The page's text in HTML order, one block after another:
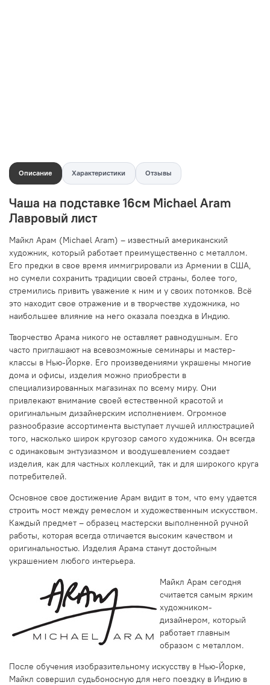
Описание Характеристики Отзывы
Чаша на подставке 16см Michael Aram
Лавровый лист
Майкл Арам (Michael Aram) – известный американский
художник, который работает преимущественно с металлом.
Его предки в свое время иммигрировали из Армении в США,
но сумели сохранить традиции своей страны, более того,
стремились привить уважение к ним и у своих потомков. Всё
это находит свое отражение и в творчестве художника, но
наибольшее влияние на него оказала поездка в Индию.
Творчество Арама никого не оставляет равнодушным. Его
часто приглашают на всевозможные семинары и мастер-
классы в Нью-Йорке. Его произведениями украшены многие
дома и офисы, изделия можно приобрести в
специализированных магазинах по всему миру. Они
привлекают внимание своей естественной красотой и
оригинальным дизайнерским исполнением. Огромное
разнообразие ассортимента выступает лучшей иллюстрацией
того, насколько широк кругозор самого художника. Он всегда
с одинаковым энтузиазмом и воодушевлением создает
изделия, как для частных коллекций, так и для широкого круга
потребителей.
Основное свое достижение Арам видит в том, что ему удается
строить мост между ремеслом и художественным искусством.
Каждый предмет – образец мастерски выполненной ручной
работы, которая всегда отличается высоким качеством и
оригинальностью. Изделия Арама станут достойным
украшением любого интерьера.
Майкл Арам сегодня
считается самым ярким
художником-
дизайнером, который
работает главным
образом с металлом.
После обучения изобразительному искусству в Нью-Йорке,
Майкл совершил судьбоносную для него поездку в Индию в